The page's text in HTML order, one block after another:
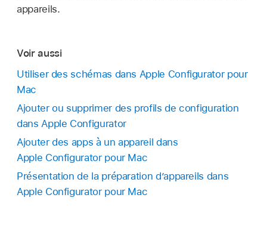
appareils.
Voir aussi
Utiliser des schémas dans Apple Configurator pour
Mac
Ajouter ou supprimer des profils de configuration
dans Apple Configurator
Ajouter des apps à un appareil dans
Apple Configurator pour Mac
Présentation de la préparation d’appareils dans
Apple Configurator pour Mac